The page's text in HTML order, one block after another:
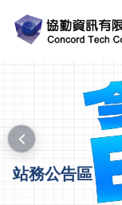
站務公告區